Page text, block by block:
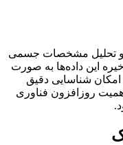
و تحلیل مشخصات جسمی
این داده‌ها به صورت
شناسایی دقیق
روزافزون فناوری